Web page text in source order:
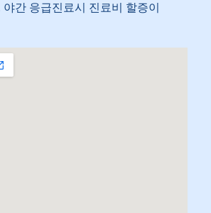
야간 응급진료시 진료비 할증이